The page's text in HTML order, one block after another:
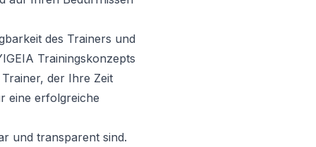
des Trainers und
Trainingskonzepts
der Ihre Zeit
eine erfolgreiche
und transparent sind.